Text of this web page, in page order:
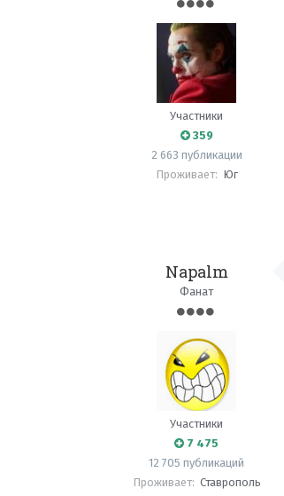
Участники
359
2 663 публикации
Проживает: Юг
Napalm
Фанат
Участники
7 475
12 705 публикаций
Проживает: Ставрополь